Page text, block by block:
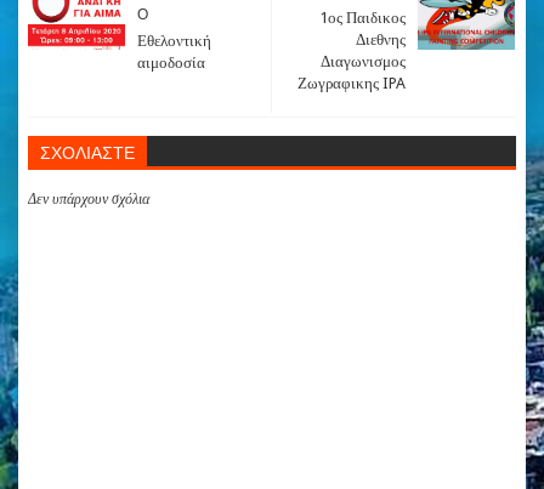
1ος Παιδικος
Διεθνης
Διαγωνισμος
Ζωγραφικης IPA
Ο
Εθελοντική
αιμοδοσία
ΣΧΟΛΙΑΣΤΕ
Δεν υπάρχουν σχόλια